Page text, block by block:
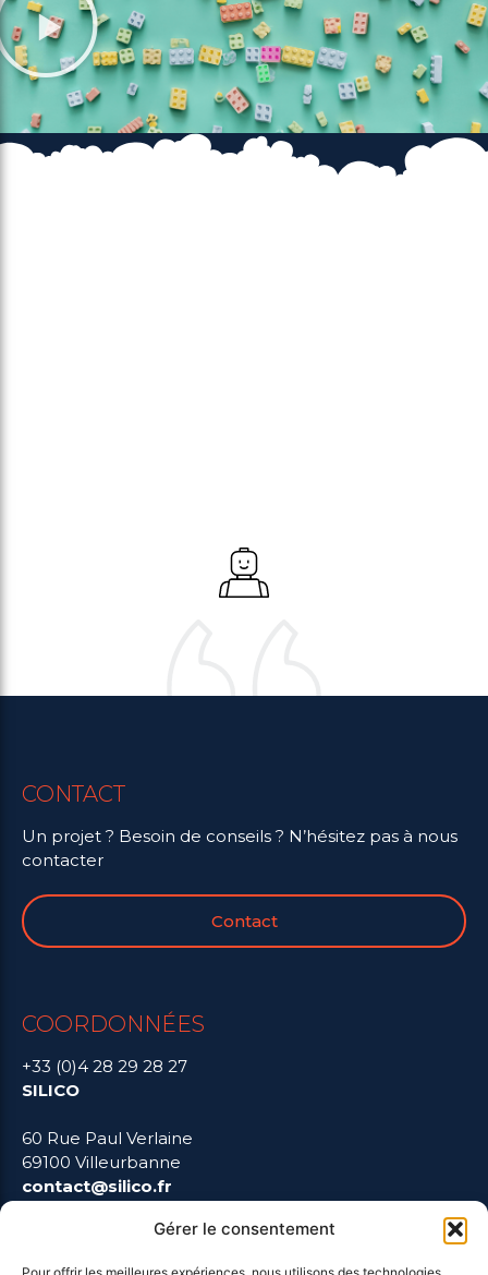
Gérer le consentement
CONTACT
Un projet ? Besoin de conseils ? N’hésitez pas à nous
contacter
Contact
COORDONNÉES
+33 (0)4 28 29 28 27
SILICO
60 Rue Paul Verlaine
69100 Villeurbanne
contact@silico.fr